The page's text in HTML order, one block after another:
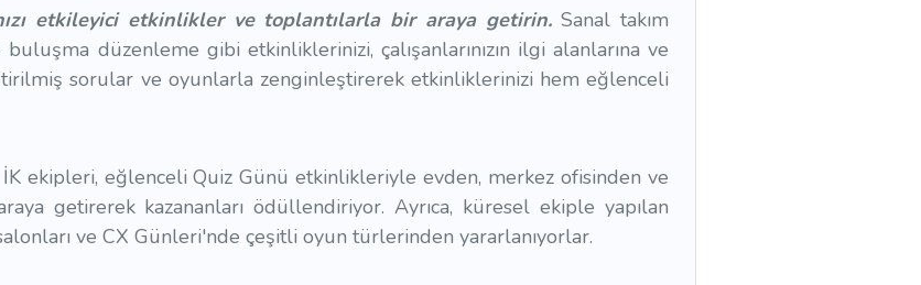
etkileyici etkinlikler ve toplantılarla bir araya getirin.Sanal takım
düzenleme gibi etkinliklerinizi, çalışanlarınızın ilgi alanlarına ve
sorular ve oyunlarla zenginleştirerek etkinliklerinizi hem eğlenceli
ekipleri, eğlenceli Quiz Günü etkinlikleriyle evden, merkez ofisinden ve
getirerek kazananları ödüllendiriyor. Ayrıca, küresel ekiple yapılan
ve CX Günleri'nde çeşitli oyun türlerinden yararlanıyorlar.